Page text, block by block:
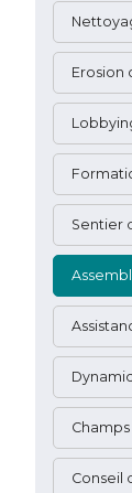
Erosion
Sentier
Conseil